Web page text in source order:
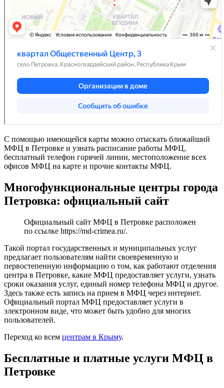
С помощью имеющейся карты можно отыскать ближайший
МФЦ в Петровке и узнать расписание работы МФЦ,
бесплатный телефон горячей линии, местоположение всех
офисов МФЦ на карте и прочие контакты МФЦ.
Многофункциональные центры города
Петровка: официальный сайт
Официальный сайт МФЦ в Петровке расположен
по ссылке https://md-crimea.ru/.
Такой портал государственных и муниципальных услуг
предлагает пользователям найти своевременную и
первостепенную информацию о том, как работают отделения
центра в Петровке, какие МФЦ предоставляет услуги, узнать
сроки оказания услуг, единый номер телефона МФЦ и другое.
Здесь также есть запись на прием в МФЦ через интернет.
Официальный портал МФЦ предоставляет услуги в
электронном виде, что может быть удобно для многих
пользователей.
Переход ко всем центрам в Крыму.
Бесплатные и платные услуги МФЦ в
Петровке